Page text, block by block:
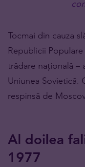
Tocmai din cauza
Republicii
trădare națională –
Uniunea Sovietică.
respinsă de
Al doilea
1977